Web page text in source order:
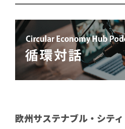
欧州サステナブル・シテ